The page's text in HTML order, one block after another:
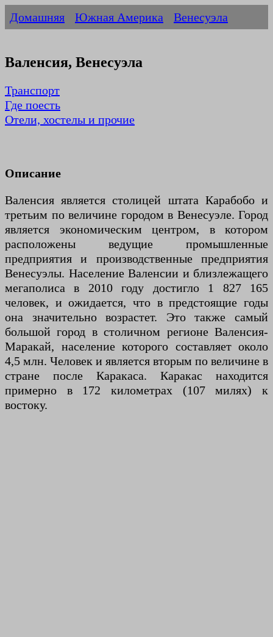
Домашняя Южная Америка Венесуэла
Валенсия, Венесуэла
Транспорт
Где поесть
Отели, хостелы и прочие
Описание
Валенсия является столицей штата Карабобо и
третьим по величине городом в Венесуэле. Город
является экономическим центром, в котором
расположены ведущие промышленные
предприятия и производственные предприятия
Венесуэлы. Население Валенсии и близлежащего
мегаполиса в 2010 году достигло 1 827 165
человек, и ожидается, что в предстоящие годы
она значительно возрастет. Это также самый
большой город в столичном регионе Валенсия-
Маракай, население которого составляет около
4,5 млн. Человек и является вторым по величине в
стране после Каракаса. Каракас находится
примерно в 172 километрах (107 милях) к
востоку.